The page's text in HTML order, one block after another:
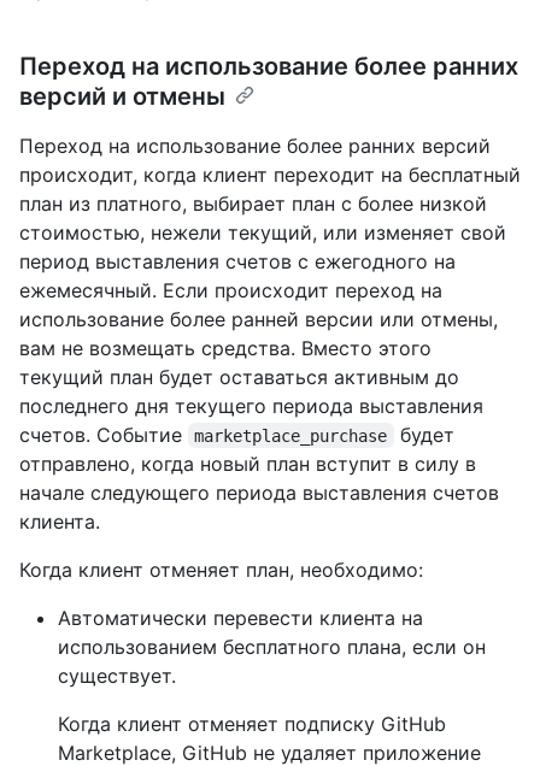
Переход на использование более ранних
версий и отмены
Переход на использование более ранних версий
происходит, когда клиент переходит на бесплатный
план из платного, выбирает план с более низкой
стоимостью, нежели текущий, или изменяет свой
период выставления счетов с ежегодного на
ежемесячный. Если происходит переход на
использование более ранней версии или отмены,
вам не возмещать средства. Вместо этого
текущий план будет оставаться активным до
последнего дня текущего периода выставления
счетов. Событие
marketplace_purchase
будет
отправлено, когда новый план вступит в силу в
начале следующего периода выставления счетов
клиента.
Когда клиент отменяет план, необходимо:
Автоматически перевести клиента на
использованием бесплатного плана, если он
существует.
Когда клиент отменяет подписку GitHub
Marketplace, GitHub не удаляет приложение